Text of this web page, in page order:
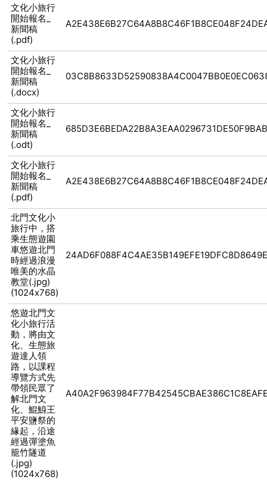
文化小旅行
開始報名_
新聞稿
(.pdf)
文化小旅行
開始報名_
新聞稿
(.docx)
文化小旅行
開始報名_
新聞稿
(.odt)
文化小旅行
開始報名_
新聞稿
(.pdf)
北門文化小
旅行中，搭
乘生態遊園
車悠遊北門
時經過浪漫
唯美的水晶
教堂(.jpg)
(1024x768)
悠遊北門文
化小旅行活
動，將由文
化、生態旅
遊達人領
路，以課程
導覽方式先
帶領民眾了
解北門文
化、鯤鯓王
平安鹽祭的
緣起，沿途
經過彈塗魚
籠竹隧道
(.jpg)
(1024x768)